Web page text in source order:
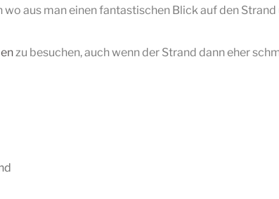
aus man einen fantastischen Blick auf den
zu besuchen, auch wenn der Strand dann eher